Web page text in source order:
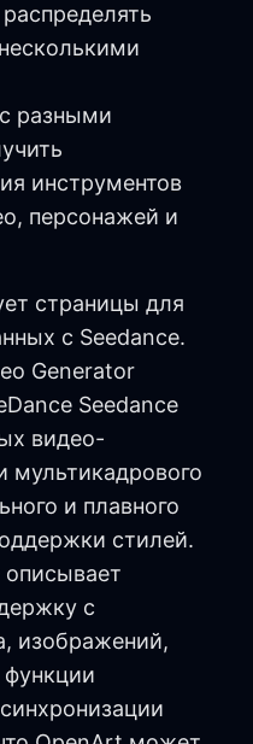
разными
инструментов
персонажей и
страницы для
с Seedance.
Generator
Seedance
видео-
мультикадрового
и плавного
стилей.
описывает
с
изображений,